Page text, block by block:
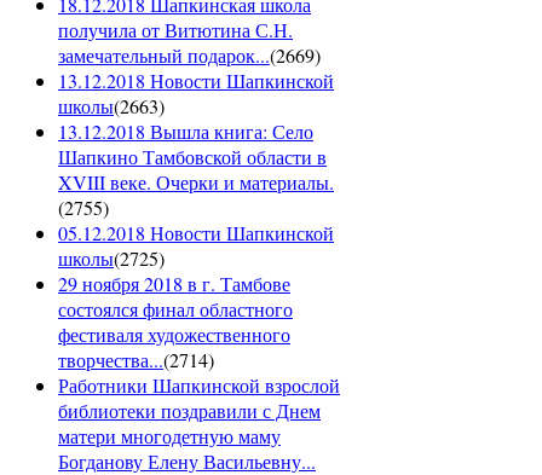
получила от Витютина С.Н.
замечательный подарок...(2669)
13.12.2018 Новости Шапкинской
школы(2663)
13.12.2018 Вышла книга: Село
Шапкино Тамбовской области в
XVIII веке. Очерки и материалы.
(2755)
05.12.2018 Новости Шапкинской
школы(2725)
29 ноября 2018 в г. Тамбове
состоялся финал областного
фестиваля художественного
творчества...(2714)
Работники Шапкинской взрослой
библиотеки поздравили с Днем
матери многодетную маму
Богданову Елену Васильевну...